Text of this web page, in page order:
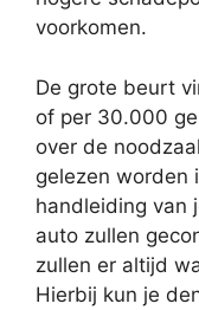
voorkomen.
De grote beurt
of per 30.000
over de
gelezen worden
handleiding van
auto zullen
zullen er altijd
Hierbij kun je